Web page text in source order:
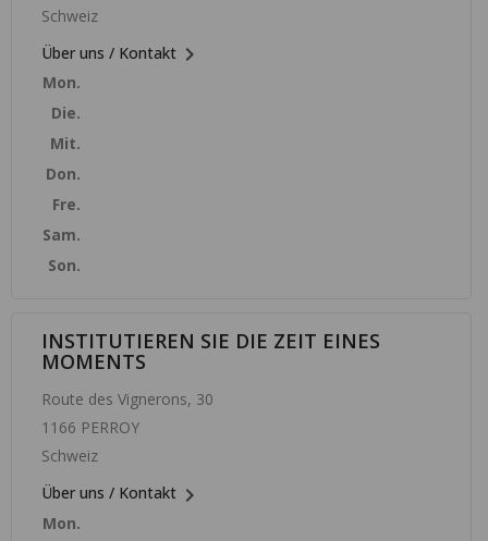
Schweiz
Über uns / Kontakt 
Mon.
Die.
Mit.
Don.
Fre.
Sam.
Son.
INSTITUTIEREN SIE DIE ZEIT EINES
MOMENTS
Route des Vignerons, 30
1166 PERROY
Schweiz
Über uns / Kontakt 
Mon.